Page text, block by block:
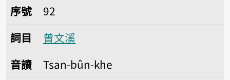
序號92曾文溪
序號
92
詞目
曾文溪
音讀
Tsan-bûn-khe